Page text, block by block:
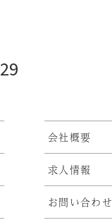
会社概要
求人情報
お問い合わせ